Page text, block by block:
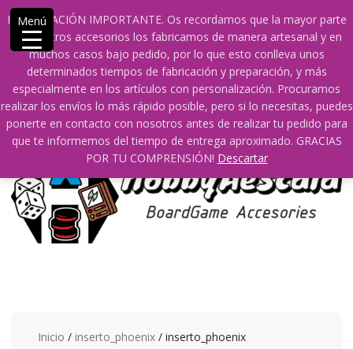
INFORMACIÓN IMPORTANTE. Os recordamos que la mayor parte
de nuestros accesorios los fabricamos de manera artesanal y en
muchos casos bajo pedido, por lo que esto conlleva unos
determinados tiempos de fabricación y preparación, y más
especialmente en los artículos con personalización. Procuramos
realizar los envíos lo más rápido posible, pero si lo necesitas, puedes
ponerte en contacto con nosotros antes de realizar tu pedido para
que te informemos del tiempo de entrega aproximado. GRACIAS
POR TU COMPRENSIÓN! Descartar
Saltar
contenido
609241475 SOLO DE 10:00 a 14:00
info@hobbyaescala.com
San Fernando de Henares
10:00 - 14:00
Mi cuenta
0 0
Inicio / inserto_phoenix/ inserto_phoenix
Menú